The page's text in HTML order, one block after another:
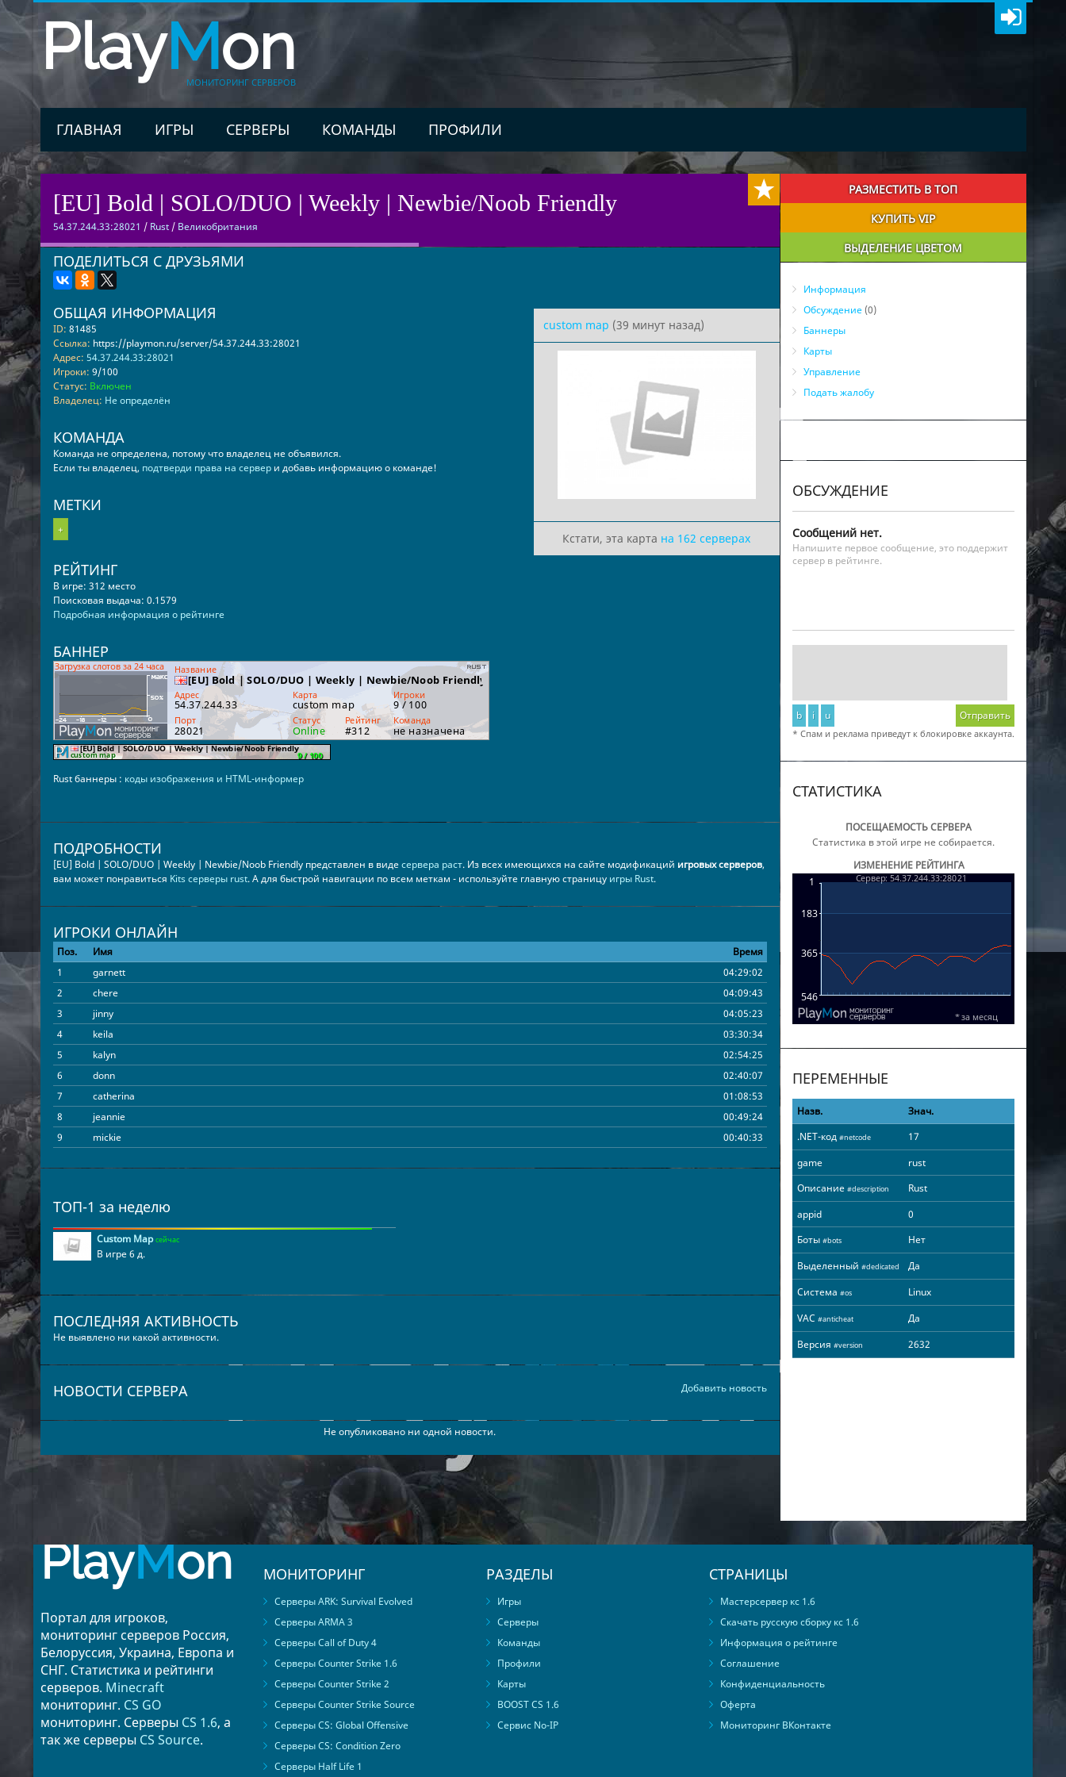
PlayMon
МОНИТОРИНГ СЕРВЕРОВ
ГЛАВНАЯ ИГРЫ СЕРВЕРЫ КОМАНДЫ ПРОФИЛИ
[EU] Bold | SOLO/DUO | Weekly | Newbie/Noob Friendly
54.37.244.33:28021 / Rust/ Великобритания
ПОДЕЛИТЬСЯ С ДРУЗЬЯМИ
custom map (39 минут назад)
Кстати, эта карта на 162 серверах
ОБЩАЯ ИНФОРМАЦИЯ
ID: 81485
Ссылка: https://playmon.ru/server/54.37.244.33:28021
Адрес: 54.37.244.33:28021
Игроки: 9/100
Статус: Включен
Владелец: Не определён
КОМАНДА
Команда не определена, потому что владелец не объявился.
Если ты владелец, подтверди права на сервери добавь информацию о команде!
МЕТКИ
+
РЕЙТИНГ
В игре: 312 место
Поисковая выдача: 0.1579
Подробная информация о рейтинге
БАННЕР
Rust баннеры : коды изображения и HTML-информер
ПОДРОБНОСТИ
[EU] Bold | SOLO/DUO | Weekly | Newbie/Noob Friendly представлен в видесервера раст. Из всех имеющихся на сайте модификаций игровых серверов,
вам может понравиться Kits серверы rust. А для быстрой навигации по всем меткам - используйте главную страницу игры Rust.
ИГРОКИ ОНЛАЙН
Поз. Имя
Время
1
garnett
04:29:02
2
chere
04:09:43
3
jinny
04:05:23
4
keila
03:30:34
5
kalyn
02:54:25
6
donn
02:40:07
7
catherina
01:08:53
8
jeannie
00:49:24
9
mickie 00:40:33
ТОП-1 за неделю
Custom Map сейчас
В игре 6 д.
ПОСЛЕДНЯЯ АКТИВНОСТЬ
Не выявлено ни какой активности.
Добавить новость
НОВОСТИ СЕРВЕРА
Не опубликовано ни одной новости.
РАЗМЕСТИТЬ В ТОП
КУПИТЬ VIP
ВЫДЕЛЕНИЕ ЦВЕТОМ
Информация
Обсуждение(0)
Баннеры
Карты
Управление
Подать жалобу
ОБСУЖДЕНИЕ
Сообщений нет.
Напишите первое сообщение, это поддержит
сервер в рейтинге.
b i u Отправить
* Спам и реклама приведут к блокировке аккаунта.
СТАТИСТИКА
ПОСЕЩАЕМОСТЬ СЕРВЕРА
Статистика в этой игре не собирается.
ИЗМЕНЕНИЕ РЕЙТИНГА
ПЕРЕМЕННЫЕ
Назв.
Знач.
.NET-код #netcode
17
game
rust
Описание #description
Rust
appid
0
Боты #bots
Нет
Выделенный #dedicated
Да
Система #os
Linux
VAC #anticheat
Да
Версия #version 2632
PlayMon
Портал для игроков,
мониторинг серверов Россия,
Белоруссия, Украина, Европа и
СНГ. Статистика и рейтинги
серверов. Minecraft
мониторинг. CS GO
мониторинг. Серверы CS 1.6, а
так же серверы CS Source.
МОНИТОРИНГ
Серверы ARK: Survival Evolved
Серверы ARMA 3
Серверы Call of Duty 4
Серверы Counter Strike 1.6
Серверы Counter Strike 2
Серверы Counter Strike Source
Серверы CS: Global Offensive
Серверы CS: Condition Zero
Серверы Half Life 1
РАЗДЕЛЫ
Игры
Серверы
Команды
Профили
Карты
BOOST CS 1.6
Сервис No-IP
СТРАНИЦЫ
Мастерсервер кс 1.6
Скачать русскую сборку кс 1.6
Информация о рейтинге
Соглашение
Конфиденциальность
Оферта
Мониторинг ВКонтакте